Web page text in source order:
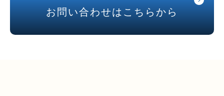
お問い合わせはこちらから